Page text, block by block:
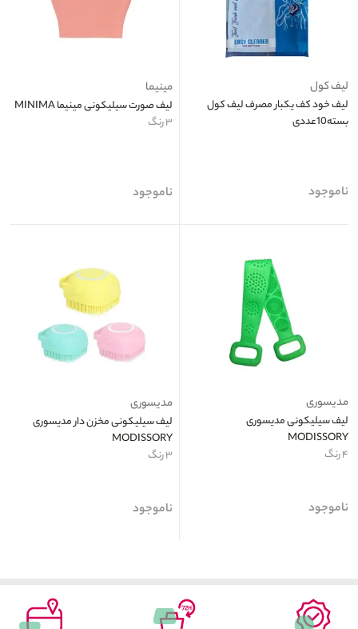
لیف کول
لیف خود کف یکبار مصرف لیف کول
بسته10عددی
ناموجود
مینیما
لیف صورت سیلیکونی مینیما MINIMA
۳ رنگ
ناموجود
مدیسوری
لیف سیلیکونی مدیسوری
MODISSORY
۴ رنگ
ناموجود
مدیسوری
لیف سیلیکونی مخزن دار مدیسوری
MODISSORY
۳ رنگ
ناموجود